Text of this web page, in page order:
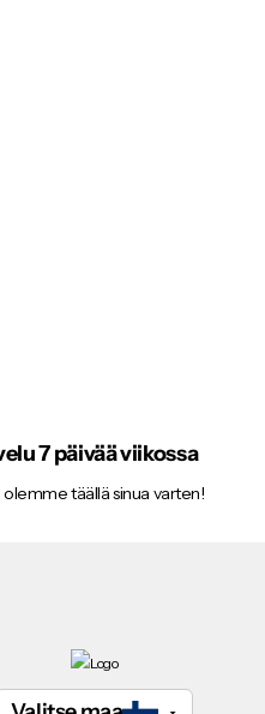
7 päivää viikossa
täällä sinua varten!